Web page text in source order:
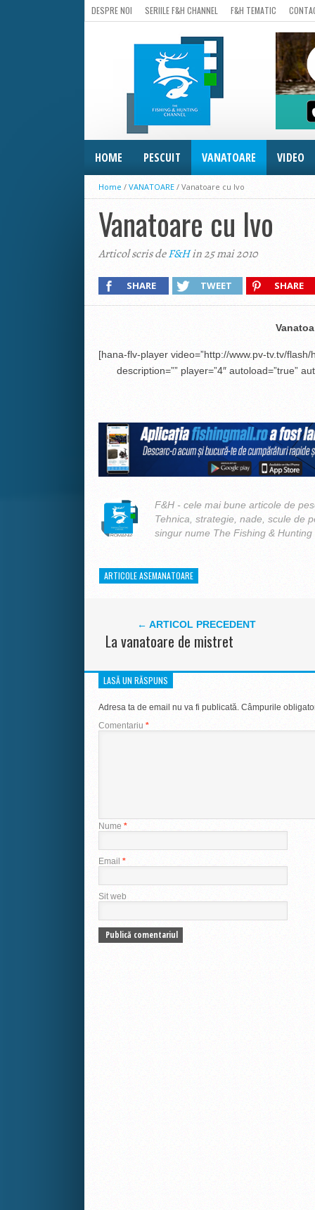
DESPRE NOI SERIILE F&H CHANNEL F&H TEMATIC
HOME PESCUIT VANATOARE VIDEO
Home / VANATOARE / Vanatoare cu Ivo
Vanatoare cu Ivo
Articol scris deF&Hin 25 mai 2010
SHARE TWEET SHARE
[hana-flv-player video=”http://www.pv-tv.tv/flash/
description=”” player=”4″ autoload=”true”
F&H - cele mai bune articole de
Tehnica, strategie, nade, scule de
singur nume The Fishing & Hunting
ARTICOLE ASEMANATOARE
← ARTICOL PRECEDENT
La vanatoare de mistret
LASĂ UN RĂSPUNS
Adresa ta de email nu va fi publicată. Câmpurile
Comentariu *
Nume *
Email *
Sit web